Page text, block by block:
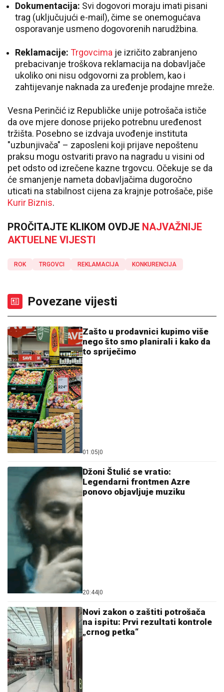
Dokumentacija: Svi dogovori moraju imati pisani
trag (uključujući e-mail), čime se onemogućava
osporavanje usmeno dogovorenih narudžbina.
Reklamacije: Trgovcima je izričito zabranjeno
prebacivanje troškova reklamacija na dobavljače
ukoliko oni nisu odgovorni za problem, kao i
zahtijevanje naknada za uređenje prodajne mreže.
Vesna Perinčić iz Republičke unije potrošača ističe
da ove mjere donose prijeko potrebnu uređenost
tržišta. Posebno se izdvaja uvođenje instituta
"uzbunjivača" – zaposleni koji prijave nepoštenu
praksu mogu ostvariti pravo na nagradu u visini od
pet odsto od izrečene kazne trgovcu. Očekuje se da
će smanjenje nameta dobavljačima dugoročno
uticati na stabilnost cijena za krajnje potrošače, piše
Kurir Biznis.
PROČITAJTE KLIKOM OVDJE NAJVAŽNIJE
AKTUELNE VIJESTI
ROK TRGOVCI REKLAMACIJA KONKURENCIJA
Povezane vijesti
Zašto u prodavnici kupimo više
nego što smo planirali i kako da
to spriječimo
01:05 0
Džoni Štulić se vratio:
Legendarni frontmen Azre
ponovo objavljuje muziku
20:44 0
Novi zakon o zaštiti potrošača
na ispitu: Prvi rezultati kontrole
„crnog petka“